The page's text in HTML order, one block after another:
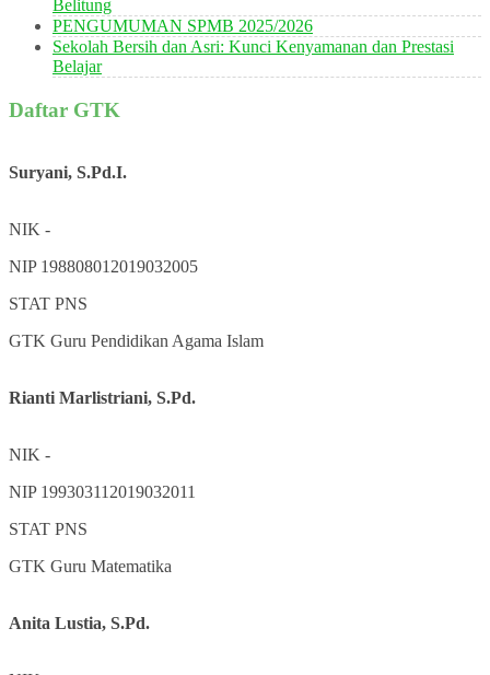
Belitung
PENGUMUMAN SPMB 2025/2026
Sekolah Bersih dan Asri: Kunci Kenyamanan dan Prestasi
Belajar
Daftar GTK
Suryani, S.Pd.I.
NIK -
NIP 198808012019032005
STAT PNS
GTK Guru Pendidikan Agama Islam
Rianti Marlistriani, S.Pd.
NIK -
NIP 199303112019032011
STAT PNS
GTK Guru Matematika
Anita Lustia, S.Pd.